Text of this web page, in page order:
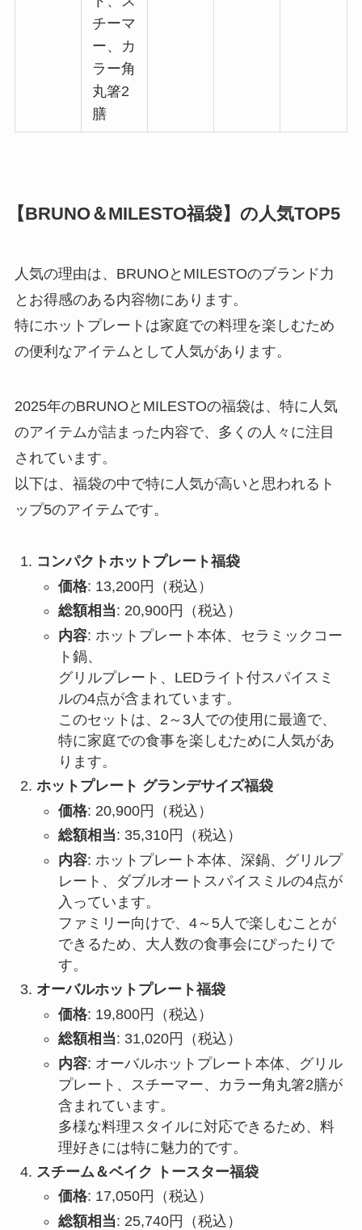
チーマ
ー、カ
ラー角
丸箸2
膳
【BRUNO＆MILESTO福袋】の人気TOP5
人気の理由は、BRUNOとMILESTOのブランド力
とお得感のある内容物にあります。
特にホットプレートは家庭での料理を楽しむため
の便利なアイテムとして人気があります。
2025年のBRUNOとMILESTOの福袋は、特に人気
のアイテムが詰まった内容で、多くの人々に注目
されています。
以下は、福袋の中で特に人気が高いと思われるト
ップ5のアイテムです。
コンパクトホットプレート福袋
価格: 13,200円（税込）
総額相当: 20,900円（税込）
内容: ホットプレート本体、セラミックコー
ト鍋、
グリルプレート、LEDライト付スパイスミ
ルの4点が含まれています。
このセットは、2～3人での使用に最適で、
特に家庭での食事を楽しむために人気があ
ります。
ホットプレート グランデサイズ福袋
価格: 20,900円（税込）
総額相当: 35,310円（税込）
内容: ホットプレート本体、深鍋、グリルプ
レート、ダブルオートスパイスミルの4点が
入っています。
ファミリー向けで、4～5人で楽しむことが
できるため、大人数の食事会にぴったりで
す。
オーバルホットプレート福袋
価格: 19,800円（税込）
総額相当: 31,020円（税込）
内容: オーバルホットプレート本体、グリル
プレート、スチーマー、カラー角丸箸2膳が
含まれています。
多様な料理スタイルに対応できるため、料
理好きには特に魅力的です。
スチーム＆ベイク トースター福袋
価格: 17,050円（税込）
総額相当: 25,740円（税込）